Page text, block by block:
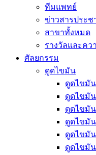
ทีมแพทย์
ข่าวสารประ
สาขาทั้งหมด
รางวัลและคว
ศัลยกรรม
ดูดไขมัน
ดูดไขมัน
ดูดไขมั
ดูดไขมั
ดูดไขมั
ดูดไขมัน
ดูดไขมั